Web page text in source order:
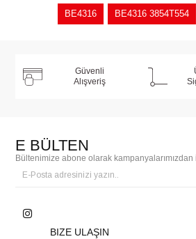
BE4316 BE4316 3854T554
Güvenli
Alışveriş
E BÜLTEN
Bültenimize abone olarak
BIZE ULAŞIN